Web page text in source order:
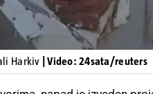
Harkiv | Video: 24sata/reuters